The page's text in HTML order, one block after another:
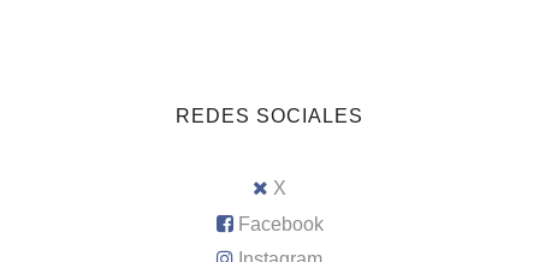
REDES SOCIALES
X
Facebook